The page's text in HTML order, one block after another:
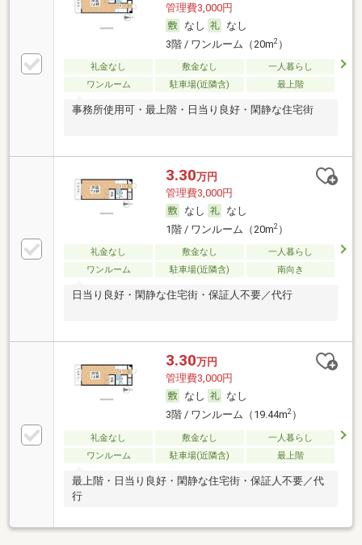
管理費3,000円
なし
なし
3階 / ワンルーム（20m2）
礼金なし 敷金なし
一人暮らし
ワンルーム
駐車場(近隣含) 最上階
事務所使用可・最上階・日当り良好・閑静な住宅街
3.30万円
管理費3,000円
なし
なし
1階 / ワンルーム（20m2）
礼金なし 敷金なし
一人暮らし
ワンルーム
駐車場(近隣含) 南向き
日当り良好・閑静な住宅街・保証人不要／代行
3.30万円
管理費3,000円
なし
なし
3階 / ワンルーム（19.44m2）
礼金なし 敷金なし
一人暮らし
ワンルーム
駐車場(近隣含) 最上階
最上階・日当り良好・閑静な住宅街・保証人不要／代
行